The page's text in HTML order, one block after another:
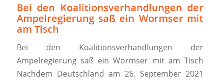
Bei den Koalitionsverhandlungen der
Ampelregierung saß ein Wormser mit
am Tisch
Bei den Koalitionsverhandlungen der
Ampelregierung saß ein Wormser mit am Tisch
Nachdem Deutschland am 26. September 2021